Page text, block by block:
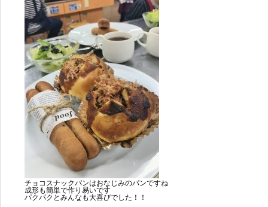
チョコスナックパンはおなじみのパンですね
成形も簡単で作り易いです
パクパクとみんなも大喜びでした！！